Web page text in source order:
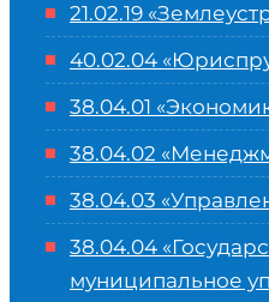
21.02.19
40.02.04
38.04.01
38.04.02
38.04.03
38.04.04
муниципальное